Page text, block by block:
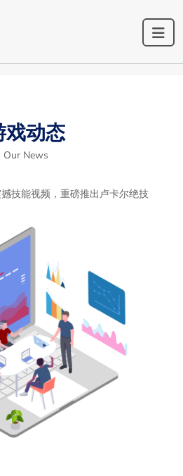
戏动态
Our News
技能视频，重磅推出卢卡尔绝技